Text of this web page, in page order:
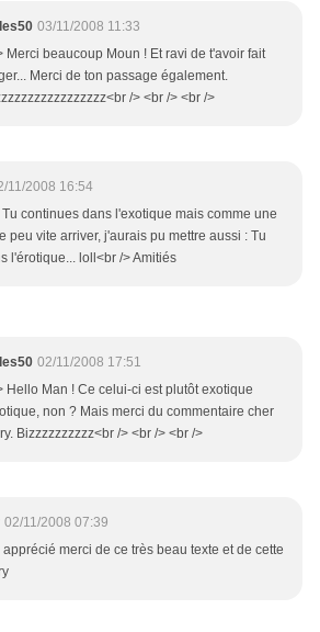
03/11/2008 11:33
Merci beaucoup Moun ! Et ravi de t'avoir fait
Merci de ton passage également.
/> <br /> <br />
11/2008 16:54
continues dans l'exotique mais comme une
peu vite arriver, j'aurais pu mettre aussi : Tu
l'érotique... loll<br /> Amitiés
02/11/2008 17:51
Hello Man ! Ce celui-ci est plutôt exotique
non ? Mais merci du commentaire cher
Bizzzzzzzzzz<br /> <br /> <br />
02/11/2008 07:39
merci de ce très beau texte et de cette